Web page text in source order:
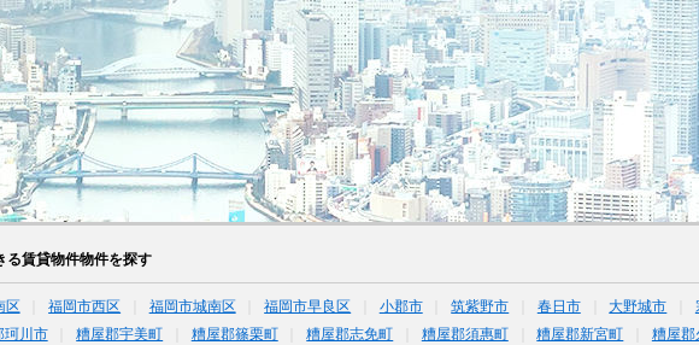
る賃貸物件物件を探す
区 福岡市西区 福岡市城南区 福岡市早良区 小郡市 筑紫野市 春日市 大野城市
珂川市 糟屋郡宇美町 糟屋郡篠栗町 糟屋郡志免町 糟屋郡須惠町 糟屋郡新宮町
糟屋郡